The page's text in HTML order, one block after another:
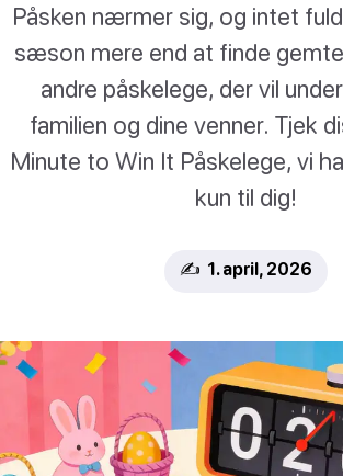
Påsken nærmer sig, og intet
sæson mere end at finde
andre påskelege, der vil
familien og dine venner. Tjek
Minute to Win It Påskelege, vi
kun til dig!
✍️ 1. april, 2026